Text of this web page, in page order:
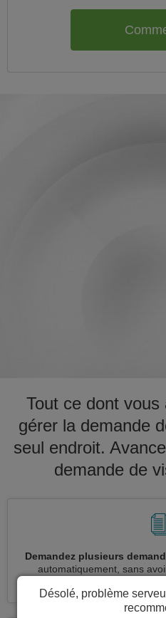
Tout ce dont
gérer la demande
seul endroit.
demande de
Demandez plusieurs
automatiquement, sans
Désolé, problème